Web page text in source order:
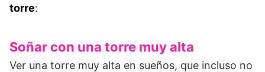
torre:
Soñar con una torre muy alta
Ver una torre muy alta en sueños, que incluso no